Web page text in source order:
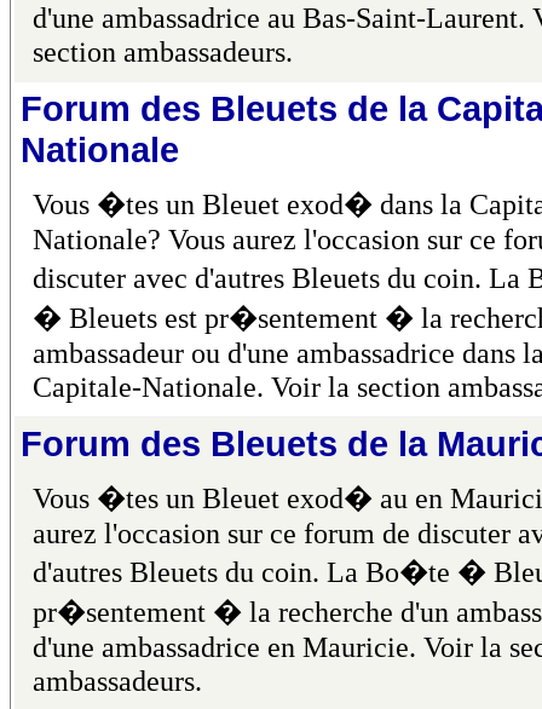
d'une ambassadrice au Bas-Saint-Laurent.
section ambassadeurs.
Forum des Bleuets de la
Nationale
Vous �tes un Bleuet exod� dans la
Nationale? Vous aurez l'occasion sur ce
discuter avec d'autres Bleuets du coin. La
� Bleuets est pr�sentement � la
ambassadeur ou d'une ambassadrice dans
Capitale-Nationale. Voir la section
Forum des Bleuets de la
Vous �tes un Bleuet exod� au en
aurez l'occasion sur ce forum de discuter
d'autres Bleuets du coin. La Bo�te �
pr�sentement � la recherche d'un
d'une ambassadrice en Mauricie. Voir la
ambassadeurs.